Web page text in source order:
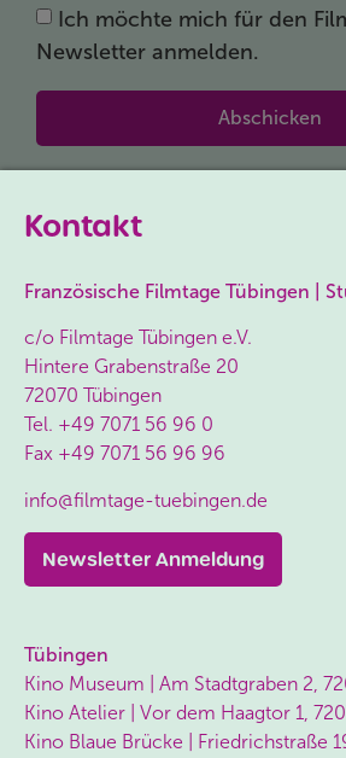
Ich möchte mich für den
Newsletter anmelden.
Abschicken
Kontakt
Französische Filmtage Tübingen |
c/o Filmtage Tübingen e.V.
Hintere Grabenstraße 20
72070 Tübingen
Tel. +49 7071 56 96 0
Fax +49 7071 56 96 96
info@filmtage-tuebingen.de
Newsletter Anmeldung
Tübingen
Kino Museum | Am Stadtgraben 2,
Kino Atelier | Vor dem Haagtor 1,
Kino Blaue Brücke | Friedrichstraße